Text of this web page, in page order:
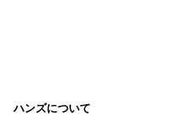
ハンズについて